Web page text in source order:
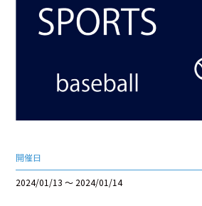
開催日
2024/01/13 ～ 2024/01/14